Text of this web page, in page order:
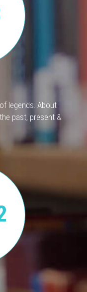
legends. About
past, present &